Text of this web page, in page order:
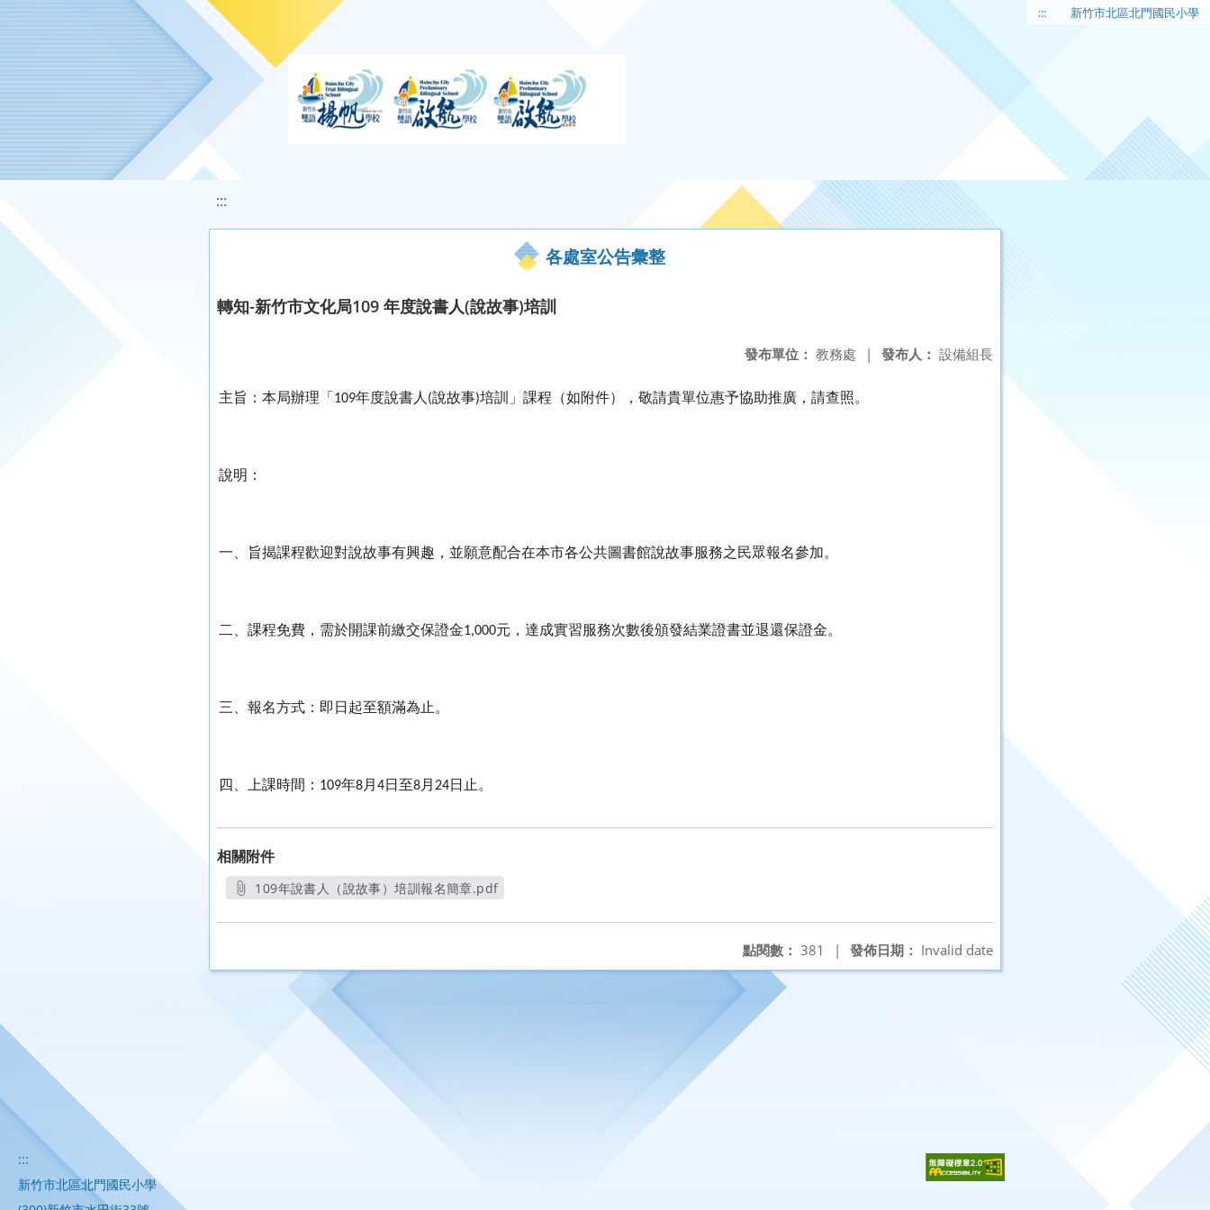
移至網頁之主要內容區位置 ::: 新竹市北區北門國民小學
:::
各處室公告彙整
轉知-新竹市文化局109 年度說書人(說故事)培訓
發布人： 設備組長
發布單位： 教務處 |
主旨：本局辦理「 109年度說書人 (說故事)培訓」課程（如附件），敬請貴單位惠予協助推廣，請查照。
說明：
一、旨揭課程歡迎對說故事有興趣，並願意配合在本市各公共圖書館說故事服務之民眾報名參加。
二、課程免費，需於開課前繳交保證金1,000元，達成實習服務次數後頒發結業證書並退還保證金。
三、報名方式：即日起至額滿為止。
四、上課時間： 109年8月 4日至8月 24日止。
相關附件
109年說書人（說故事）培訓報名簡章.pdf
發佈日期： Invalid date
點閱數： 381 |
:::
新竹市北區北門國民小學